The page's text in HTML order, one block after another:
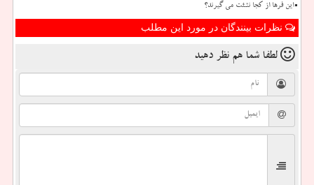
این فرها از کجا نشئت می گیرند؟
نظرات بینندگان در مورد این مطلب
لطفا شما هم نظر دهید